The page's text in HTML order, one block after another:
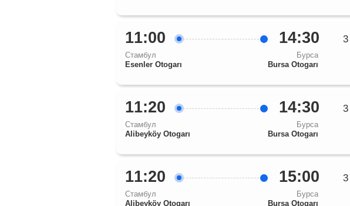
11:00
Стамбул
Esenler Otogarı
14:30
Бурса
Bursa Otogarı
3
11:20
Стамбул
Alibeyköy Otogarı
14:30
Бурса
Bursa Otogarı
3
11:20
Стамбул
Alibeyköy Otogarı
15:00
Бурса
Bursa Otogarı
3